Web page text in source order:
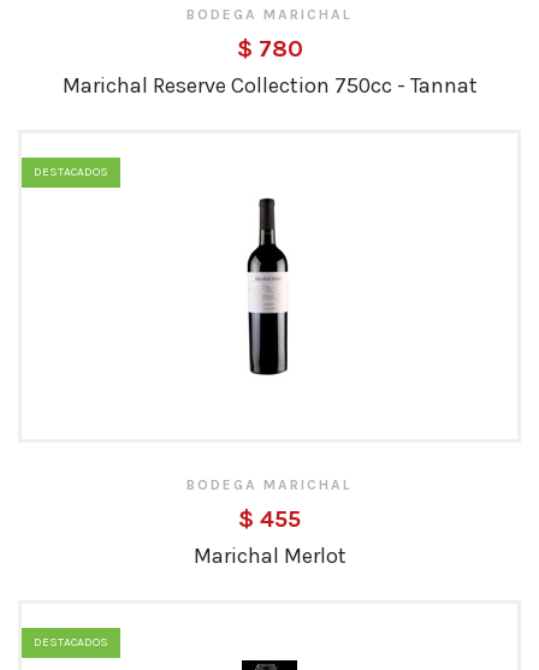
BODEGA MARICHAL
$ 780
Marichal Reserve Collection 750cc - Tannat
DESTACADOS
BODEGA MARICHAL
$ 455
Marichal Merlot
DESTACADOS